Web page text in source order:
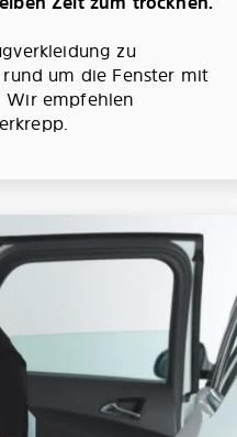
zu
um die Fenster mit
Wir empfehlen